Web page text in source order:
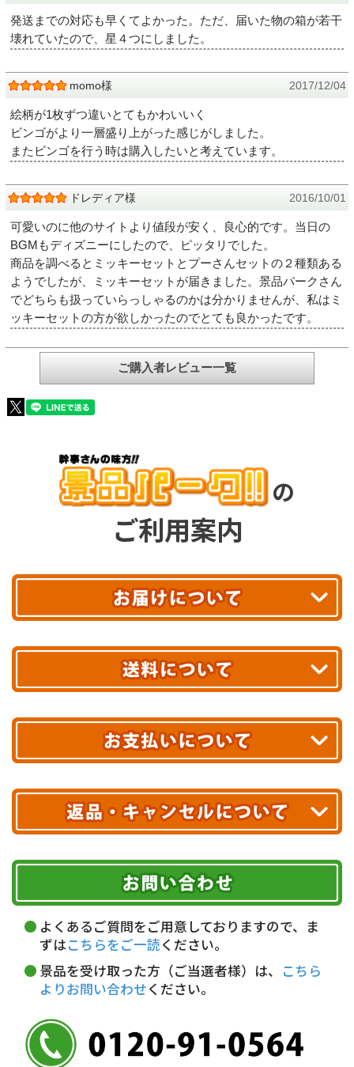
発送までの対応も早くてよかった。ただ、届いた物の箱が若干
壊れていたので、星４つにしました。
momo様 2017/12/04
絵柄が1枚ずつ違いとてもかわいいく
ビンゴがより一層盛り上がった感じがしました。
またビンゴを行う時は購入したいと考えています。
ドレディア様 2016/10/01
可愛いのに他のサイトより値段が安く、良心的です。当日の
BGMもディズニーにしたので、ピッタリでした。
商品を調べるとミッキーセットとプーさんセットの２種類ある
ようでしたが、ミッキーセットが届きました。景品パークさん
でどちらも扱っていらっしゃるのかは分かりませんが、私はミ
ッキーセットの方が欲しかったのでとても良かったです。
ご購入者レビュー一覧
の
ご利用案内
最短翌日お届け!
あす着エリアが対象です。
エリアやお届け日の確認はこちら▶
※ 配送業者による配送遅延が生じる可能性がございます。
※ 沖縄・離島はお届けできません。
送料無料!
10,000円未満 全国一律1,100円(税込)
配送業者
ヤマト運輸
お届け可能時間帯
午前中 14～16時
16～18時
18～20時
19～21時 指定なし
クレジットカード
代金引換(現金のみ)
5,000円未満…330円(税込)
銀行振込(前払い)
普通 7263489
＜口座名＞ カ）ディースタイル
期限を含むルール（条件）や、お客様にご負担い
ただく費用がございます。
詳しくはこちら▶
よくあるご質問をご用意しておりますので、ま
ずはこちらをご一読ください。
景品を受け取った方（ご当選者様）は、 こちら
よりお問い合わせください。